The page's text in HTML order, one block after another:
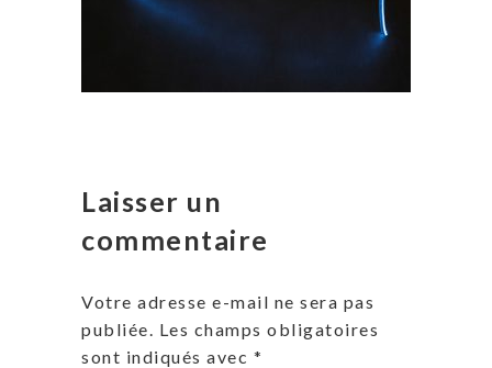
Laisser un
commentaire
Votre adresse e-mail ne sera pas
publiée.
Les champs obligatoires
sont indiqués avec *